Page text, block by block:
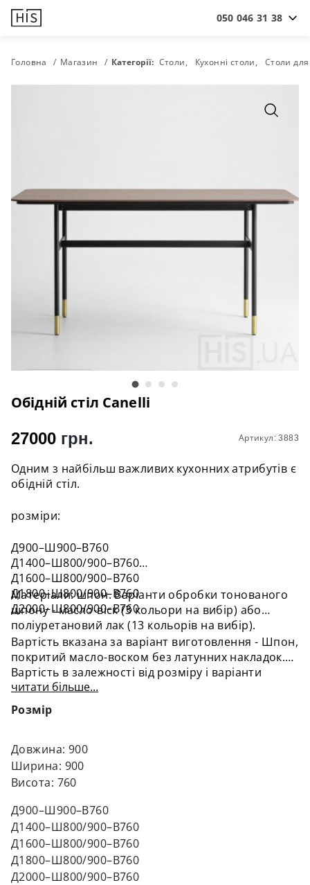
050 046 31 38
Головна Магазин Категорії: Столи Кухонні столи Столи
Обідній стіл Canelli
Артикул: 3883
27000 грн.
Одним з найбільш важливих кухонних атрибутів є
обідній стіл.
розміри:
Д900–Ш900–В760
Д1400–Ш800/900–В760
Д1600–Ш800/900–В760
Д1800–Ш800/900–В760
Д2000–Ш800/900–В760
Матеріали: шпон. Варіанти обробки тонованого
шпону - масло-віск (3 кольори на вибір) або
поліуретановий лак (13 кольорів на вибір).
Вартість вказана за варіант виготовлення - Шпон,
покритий масло-воском без латунних накладок.
Вартість в залежності від розміру і варіанти
обробки ви можете визначивши вибравши
відповідні пункти в меню додаткових опцій.
читати більше...
Розмір
Довжина: 900
Ширина: 900
Висота: 760
Д900–Ш900–В760
Д1400–Ш800/900–В760
Д1600–Ш800/900–В760
Д1800–Ш800/900–В760
​​​​​​​Д2000–Ш800/900–В760